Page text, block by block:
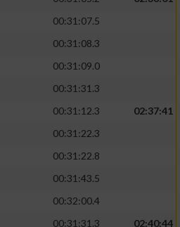
00:31:07.5
00:31:08.3
00:31:09.0
00:31:31.3
00:31:12.3
02:37:41
00:31:22.3
00:31:22.8
00:31:43.5
00:32:00.4
00:31:31.3
02:40:44